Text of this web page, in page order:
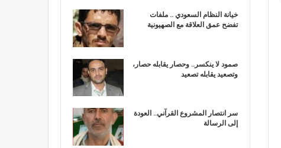
خيانة النظام السعودي .. ملفات
تفضح عمق العلاقة مع الصهيونية
صمود لا ينكسر.. وحصار يقابله حصار،
وتصعيد يقابله تصعيد
سر انتصار المشروع القرآني.. العودة
إلى الرسالة